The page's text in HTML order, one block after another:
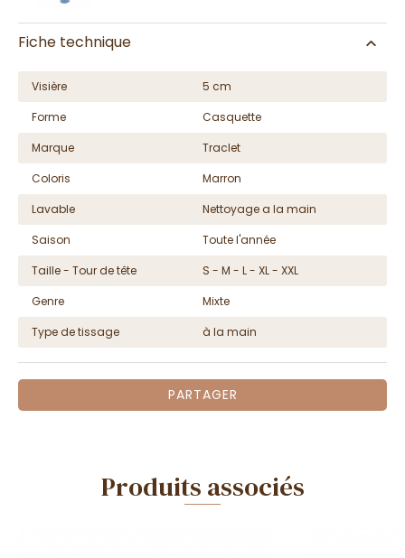
Fiche technique
Visière
5 cm
Forme
Casquette
Marque
Traclet
Coloris
Marron
Lavable
Nettoyage a la main
Saison
Toute l'année
Taille - Tour de tête
S - M - L - XL - XXL
Genre
Mixte
Type de tissage
à la main
PARTAGER
Produits associés